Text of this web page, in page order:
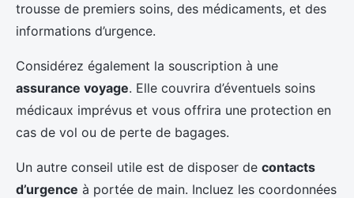
trousse de premiers soins, des médicaments, et des
informations d’urgence.
Considérez également la souscription à une
assurance voyage. Elle couvrira d’éventuels soins
médicaux imprévus et vous offrira une protection en
cas de vol ou de perte de bagages.
Un autre conseil utile est de disposer de contacts
d’urgence à portée de main. Incluez les coordonnées